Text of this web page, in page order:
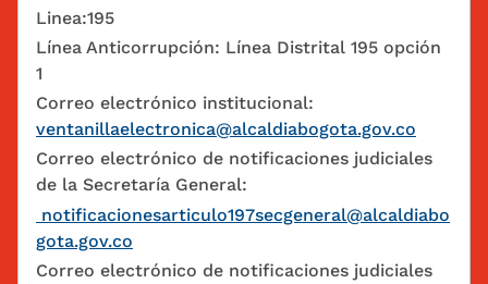
Linea:195
Línea Anticorrupción: Línea Distrital 195 opción
1
Correo electrónico institucional:
ventanillaelectronica@alcaldiabogota.gov.co
Correo electrónico de notificaciones judiciales
de la Secretaría General:
notificacionesarticulo197secgeneral@alcaldiabo
gota.gov.co
Correo electrónico de notificaciones judiciales